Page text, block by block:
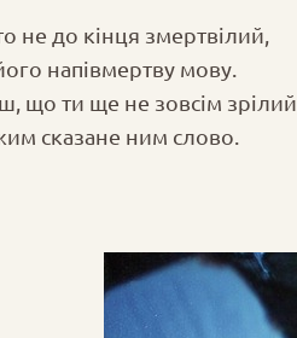
не до кінця змертвілий,
напівмертву мову.
що ти ще не зовсім зрілий,
сказане ним слово.